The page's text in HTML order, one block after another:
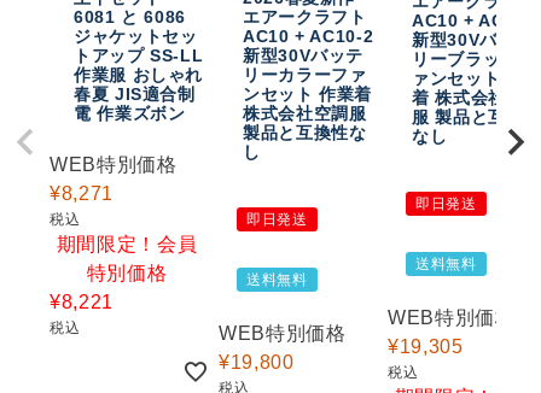
6081 と 6086
ジャケットセッ
トアップ SS-LL
作業服 おしゃれ
春夏 JIS適合制
電 作業ズボン
WEB特別価格
¥8,271
税込
期間限定！会員
特別価格
¥8,221
税込
エアークラフト
AC10 + AC10-2
新型30Vバッテ
リーカラーファ
ンセット 作業着
株式会社空調服
製品と互換性な
し
即日発送
送料無料
WEB特別価格
¥19,800
税込
AC10 + AC10-
新型30Vバッテ
リーブラックフ
ァンセット 作業
着 株式会社空調
服 製品と互換性
なし
即日発送
送料無料
WEB特別価格
¥19,305
税込